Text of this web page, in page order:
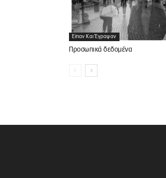
Είπαν Και Έγραψαν
Προσωπικά δεδομένα